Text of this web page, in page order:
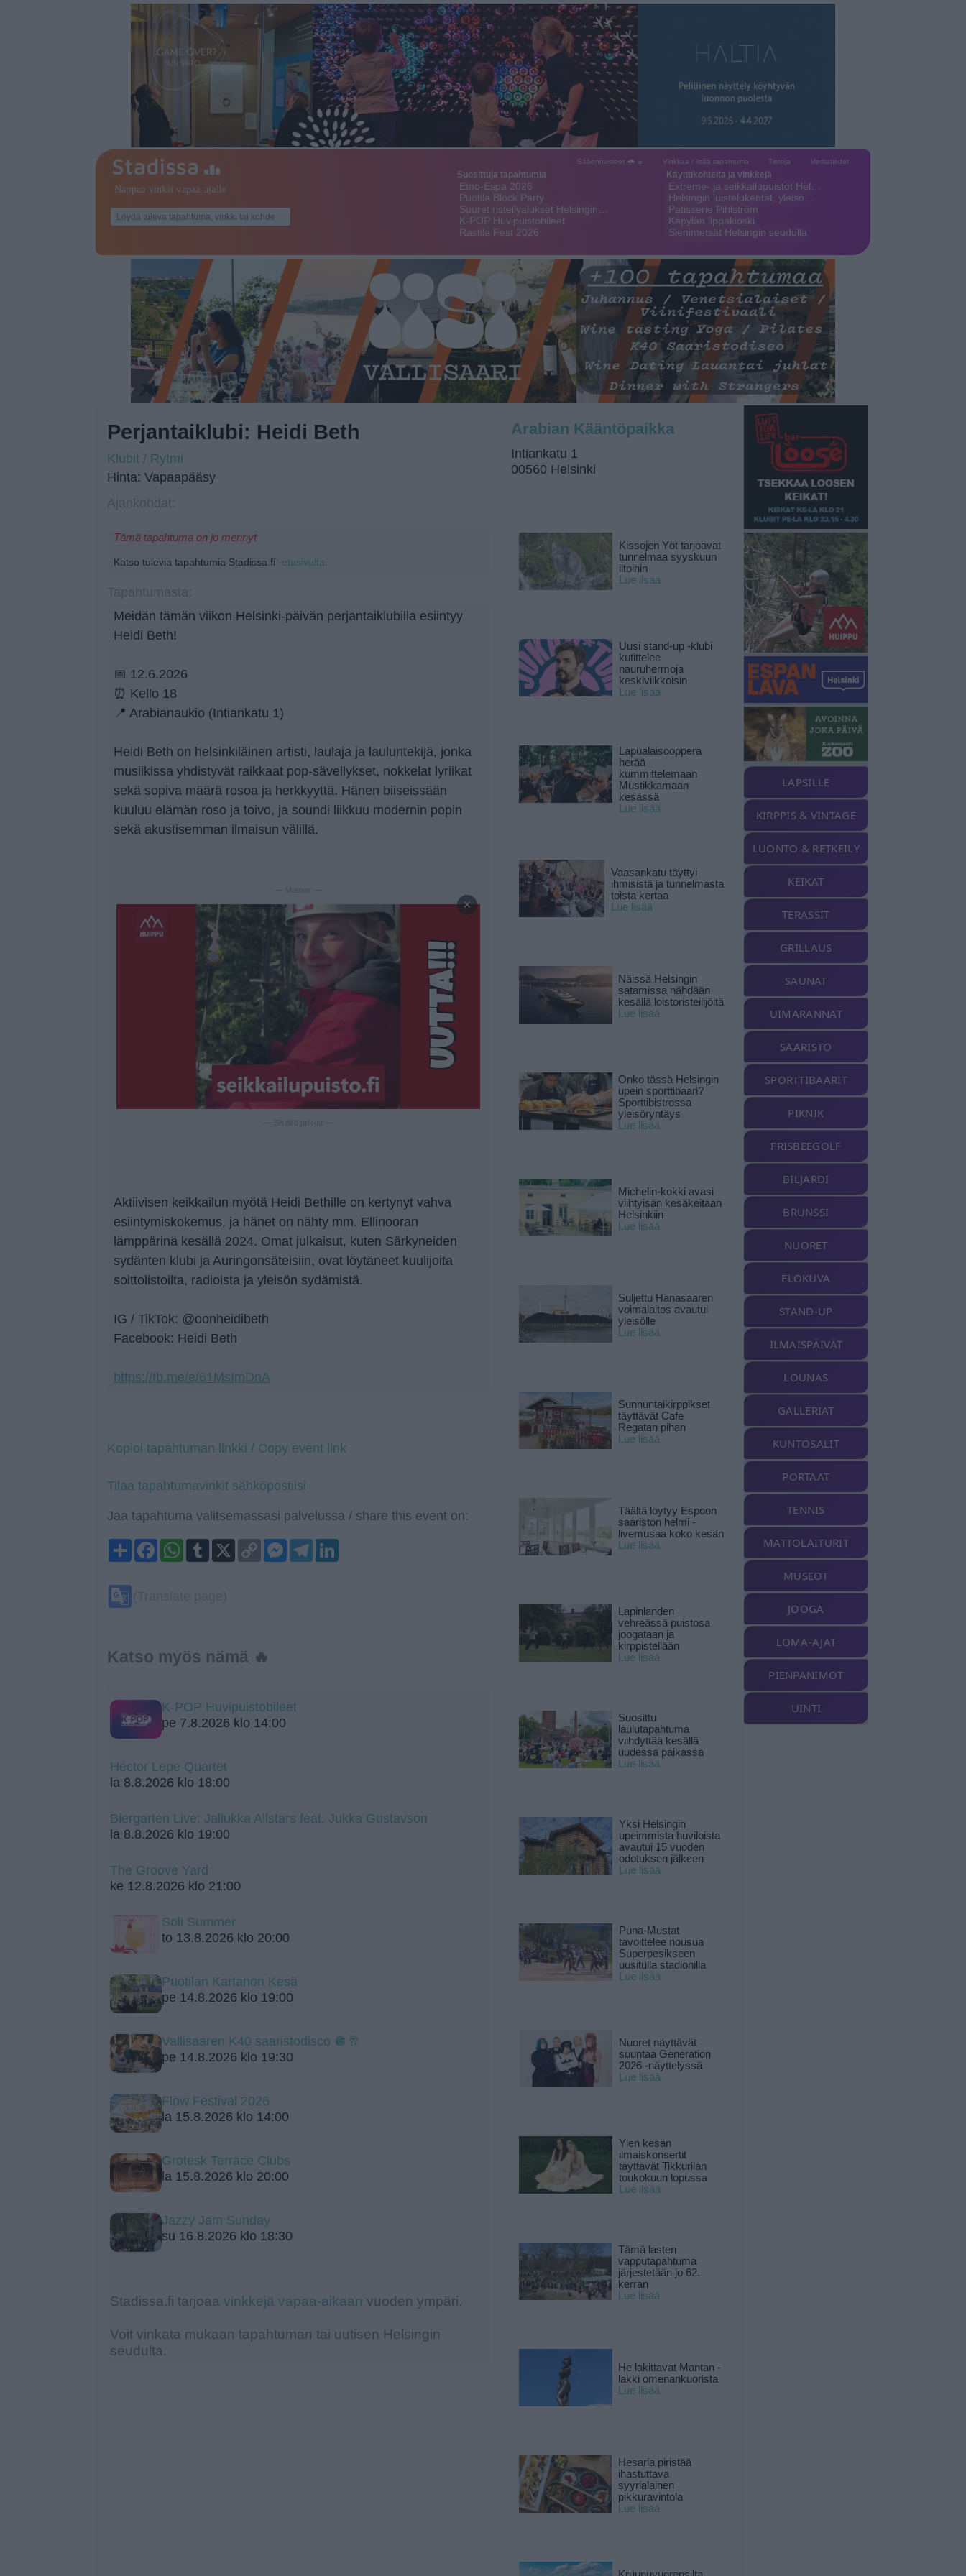
Sääennusteet 🌧 ☼ Vinkkaa / lisää tapahtuma Tietoja Mediatiedot
Suosittuja tapahtumia
Etno-Espa 2026
Puotila Block Party
Suuret risteilyalukset Helsingin…
K-POP Huvipuistobileet
Rastila Fest 2026
Käyntikohteita ja vinkkejä
Extreme- ja seikkailupuistot Hel…
Helsingin luistelukentät, yleisö…
Patisserie Pihlström
Käpylän lippakioski
Sienimetsät Helsingin seudulla
Perjantaiklubi: Heidi Beth
Klubit / Rytmi
Hinta: Vapaapääsy
Tämä tapahtuma on jo mennyt
Katso tulevia tapahtumia Stadissa.fi -etusivulta.
Meidän tämän viikon Helsinki-päivän perjantaiklubilla esiintyy
Heidi Beth!
📅 12.6.2026
⏰ Kello 18
📍 Arabianaukio (Intiankatu 1)
Heidi Beth on helsinkiläinen artisti, laulaja ja lauluntekijä, jonka
musiikissa yhdistyvät raikkaat pop-sävellykset, nokkelat lyriikat
sekä sopiva määrä rosoa ja herkkyyttä. Hänen biiseissään
kuuluu elämän roso ja toivo, ja soundi liikkuu modernin popin
sekä akustisemman ilmaisun välillä.
— Mainos —
×
Aktiivisen keikkailun myötä Heidi Bethille on kertynyt vahva
esiintymiskokemus, ja hänet on nähty mm. Ellinooran
lämppärinä kesällä 2024. Omat julkaisut, kuten Särkyneiden
sydänten klubi ja Auringonsäteisiin, ovat löytäneet kuulijoita
soittolistoilta, radioista ja yleisön sydämistä.
IG / TikTok: @oonheidibeth
Facebook: Heidi Beth
https://fb.me/e/61MsImDnA
Kopioi tapahtuman linkki / Copy event link
Tilaa tapahtumavinkit sähköpostiisi
Jaa tapahtuma valitsemassasi palvelussa / share this event on:
ShareFacebookWhatsApp
Tumblr
X
Copy
Link
Messenger
Telegram
Katso myös nämä 🔥
K-POP Huvipuistobileet
pe 7.8.2026 klo 14:00
Héctor Lepe Quartet
la 8.8.2026 klo 18:00
Biergarten Live: Jallukka Allstars feat. Jukka Gustavson
la 8.8.2026 klo 19:00
The Groove Yard
ke 12.8.2026 klo 21:00
Soli Summer
to 13.8.2026 klo 20:00
Puotilan Kartanon Kesä
pe 14.8.2026 klo 19:00
Vallisaaren K40 saaristodisco 🪩🥂
pe 14.8.2026 klo 19:30
Flow Festival 2026
la 15.8.2026 klo 14:00
Grotesk Terrace Clubs
la 15.8.2026 klo 20:00
Jazzy Jam Sunday
su 16.8.2026 klo 18:30
Stadissa.fi tarjoaa vinkkejä vapaa-aikaan vuoden ympäri.
Voit vinkata mukaan tapahtuman tai uutisen Helsingin
seudulta.
Arabian Kääntöpaikka
Intiankatu 1
00560 Helsinki
Kissojen Yöt tarjoavat
tunnelmaa syyskuun
iltoihin
Lue lisää
Uusi stand-up -klubi
kutittelee
nauruhermoja
keskiviikkoisin
Lue lisää
Lapualaisooppera
herää
kummittelemaan
Mustikkamaan
kesässä
Lue lisää
Vaasankatu täyttyi
ihmisistä ja tunnelmasta
toista kertaa
Lue lisää
Näissä Helsingin
satamissa nähdään
kesällä loistoristeilijöitä
Lue lisää
Onko tässä Helsingin
upein sporttibaari?
Sporttibistrossa
yleisöryntäys
Lue lisää
Michelin-kokki avasi
viihtyisän kesäkeitaan
Helsinkiin
Lue lisää
Suljettu Hanasaaren
voimalaitos avautui
yleisölle
Lue lisää
Sunnuntaikirppikset
täyttävät Cafe
Regatan pihan
Lue lisää
Täältä löytyy Espoon
saariston helmi -
livemusaa koko kesän
Lue lisää
Lapinlanden
vehreässä puistosa
joogataan ja
kirppistellään
Lue lisää
Suosittu
laulutapahtuma
viihdyttää kesällä
uudessa paikassa
Lue lisää
Yksi Helsingin
upeimmista huviloista
avautui 15 vuoden
odotuksen jälkeen
Lue lisää
Puna-Mustat
tavoittelee nousua
Superpesikseen
uusitulla stadionilla
Lue lisää
Nuoret näyttävät
suuntaa Generation
2026 -näyttelyssä
Lue lisää
Ylen kesän
ilmaiskonsertit
täyttävät Tikkurilan
toukokuun lopussa
Lue lisää
Tämä lasten
vapputapahtuma
järjestetään jo 62.
kerran
Lue lisää
He lakittavat Mantan -
lakki omenankuorista
Lue lisää
Hesaria piristää
ihastuttava
syyrialainen
pikkuravintola
Lue lisää
LAPSILLE
KIRPPIS & VINTAGE
LUONTO & RETKEILY
KEIKAT
TERASSIT
GRILLAUS
SAUNAT
UIMARANNAT
SAARISTO
SPORTTIBAARIT
PIKNIK
FRISBEEGOLF
BILJARDI
BRUNSSI
NUORET
ELOKUVA
STAND-UP
ILMAISPÄIVÄT
LOUNAS
GALLERIAT
KUNTOSALIT
PORTAAT
TENNIS
MATTOLAITURIT
MUSEOT
JOOGA
LOMA-AJAT
PIENPANIMOT
UINTI